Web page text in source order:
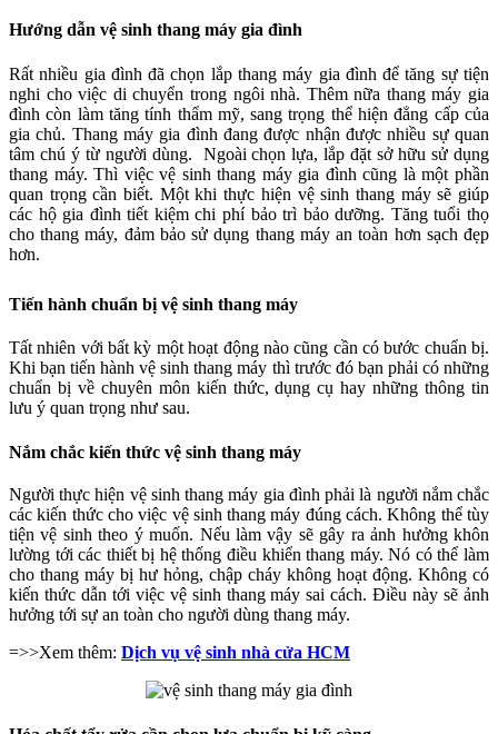
Hướng dẫn vệ sinh thang máy gia đình
Rất nhiều gia đình đã chọn lắp thang máy gia đình để tăng sự tiện
nghi cho việc di chuyển trong ngôi nhà. Thêm nữa thang máy gia
đình còn làm tăng tính thẩm mỹ, sang trọng thể hiện đẳng cấp của
gia chủ. Thang máy gia đình đang được nhận được nhiều sự quan
tâm chú ý từ người dùng. Ngoài chọn lựa, lắp đặt sở hữu sử dụng
thang máy. Thì việc vệ sinh thang máy gia đình cũng là một phần
quan trọng cần biết. Một khi thực hiện vệ sinh thang máy sẽ giúp
các hộ gia đình tiết kiệm chi phí bảo trì bảo dưỡng. Tăng tuổi thọ
cho thang máy, đảm bảo sử dụng thang máy an toàn hơn sạch đẹp
hơn.
Tiến hành chuẩn bị vệ sinh thang máy
Tất nhiên với bất kỳ một hoạt động nào cũng cần có bước chuẩn bị.
Khi bạn tiến hành vệ sinh thang máy thì trước đó bạn phải có những
chuẩn bị về chuyên môn kiến thức, dụng cụ hay những thông tin
lưu ý quan trọng như sau.
Nắm chắc kiến thức vệ sinh thang máy
Người thực hiện vệ sinh thang máy gia đình phải là người nắm chắc
các kiến thức cho việc vệ sinh thang máy đúng cách. Không thể tùy
tiện vệ sinh theo ý muốn. Nếu làm vậy sẽ gây ra ảnh hưởng khôn
lường tới các thiết bị hệ thống điều khiển thang máy. Nó có thể làm
cho thang máy bị hư hỏng, chập cháy không hoạt động. Không có
kiến thức dẫn tới việc vệ sinh thang máy sai cách. Điều này sẽ ảnh
hưởng tới sự an toàn cho người dùng thang máy.
=>>Xem thêm: Dịch vụ vệ sinh nhà cửa HCM